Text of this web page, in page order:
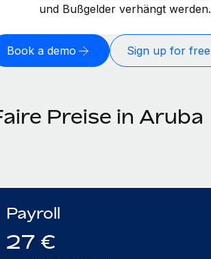
und Bußgelder verhängt werden.
Book a demo Sign up for free
Preise in Aruba
Payroll
27 €